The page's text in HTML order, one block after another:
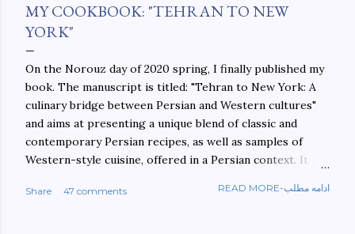
MY COOKBOOK: "TEHRAN TO NEW
YORK"
On the Norouz day of 2020 spring, I finally published my
book. The manuscript is titled: "Tehran to New York: A
culinary bridge between Persian and Western cultures"
and aims at presenting a unique blend of classic and
contemporary Persian recipes, as well as samples of
Western-style cuisine, offered in a Persian context. It is
walls. This book aims at constructing a bridge between
Share 47 comments READ MORE-ادامه مطلب